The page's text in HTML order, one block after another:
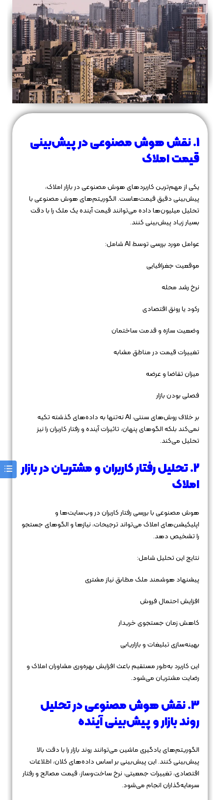
1. نقش هوش مصنوعی در پیش‌بینی
قیمت املاک
یکی از مهم‌ترین کاربردهای هوش مصنوعی در بازار املاک،
پیش‌بینی دقیق قیمت‌هاست. الگوریتم‌های هوش مصنوعی با
تحلیل میلیون‌ها داده می‌توانند قیمت آینده یک ملک را با دقت
بسیار زیاد پیش‌بینی کنند.
عوامل مورد بررسی توسط AI شامل:
موقعیت جغرافیایی
نرخ رشد محله
رکود یا رونق اقتصادی
وضعیت سازه و قدمت ساختمان
تغییرات قیمت در مناطق مشابه
میزان تقاضا و عرضه
فصلی بودن بازار
بر خلاف روش‌های سنتی، AI نه‌تنها به داده‌های گذشته تکیه
نمی‌کند بلکه الگوهای پنهان، تاثیرات آینده و رفتار کاربران را نیز
تحلیل می‌کند.
2. تحلیل رفتار کاربران و مشتریان در بازار
املاک
هوش مصنوعی با بررسی رفتار کاربران در وب‌سایت‌ها و
اپلیکیشن‌های املاک می‌تواند ترجیحات، نیازها و الگوهای جستجو
را تشخیص دهد.
نتایج این تحلیل شامل:
پیشنهاد هوشمند ملک مطابق نیاز مشتری
افزایش احتمال فروش
کاهش زمان جستجوی خریدار
بهینه‌سازی تبلیغات و بازاریابی
این کاربرد به‌طور مستقیم باعث افزایش بهره‌وری مشاوران املاک و
رضایت مشتریان می‌شود.
3. نقش هوش مصنوعی در تحلیل
روند بازار و پیش‌بینی آینده
الگوریتم‌های یادگیری ماشین می‌توانند روند بازار را با دقت بالا
پیش‌بینی کنند. این پیش‌بینی بر اساس داده‌های کلان، اطلاعات
اقتصادی، تغییرات جمعیتی، نرخ ساخت‌وساز، قیمت مصالح و رفتار
سرمایه‌گذاران انجام می‌شود.